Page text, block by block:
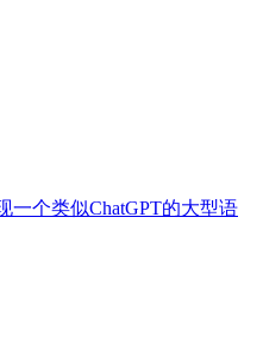
一个类似ChatGPT的大型语